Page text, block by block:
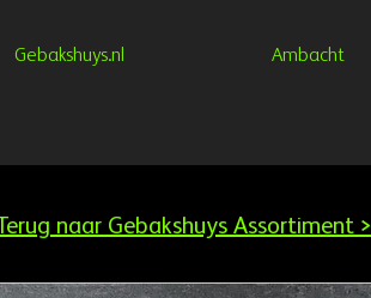
Gebakshuys.nl Ambacht
Terug naar Gebakshuys Assortiment >